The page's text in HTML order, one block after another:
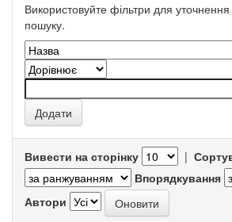
Використовуйте фільтри для уточнення
пошуку.
Вивести на сторінку |
Впорядкування
Автори